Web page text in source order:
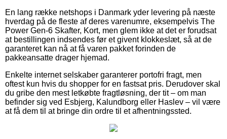
En lang række netshops i Danmark yder levering på næste
hverdag på de fleste af deres varenumre, eksempelvis The
Power Gen-6 Skafter, Kort, men glem ikke at det er forudsat
at bestillingen indsendes før et givent klokkeslæt, så at de
garanteret kan nå at få varen pakket forinden de
pakkeansatte drager hjemad.
Enkelte internet selskaber garanterer portofri fragt, men
oftest kun hvis du shopper for en fastsat pris. Derudover skal
du gribe den mest letkøbte fragtløsning, der tit – om man
befinder sig ved Esbjerg, Kalundborg eller Haslev – vil være
at få dem til at bringe din ordre til et afhentningssted.